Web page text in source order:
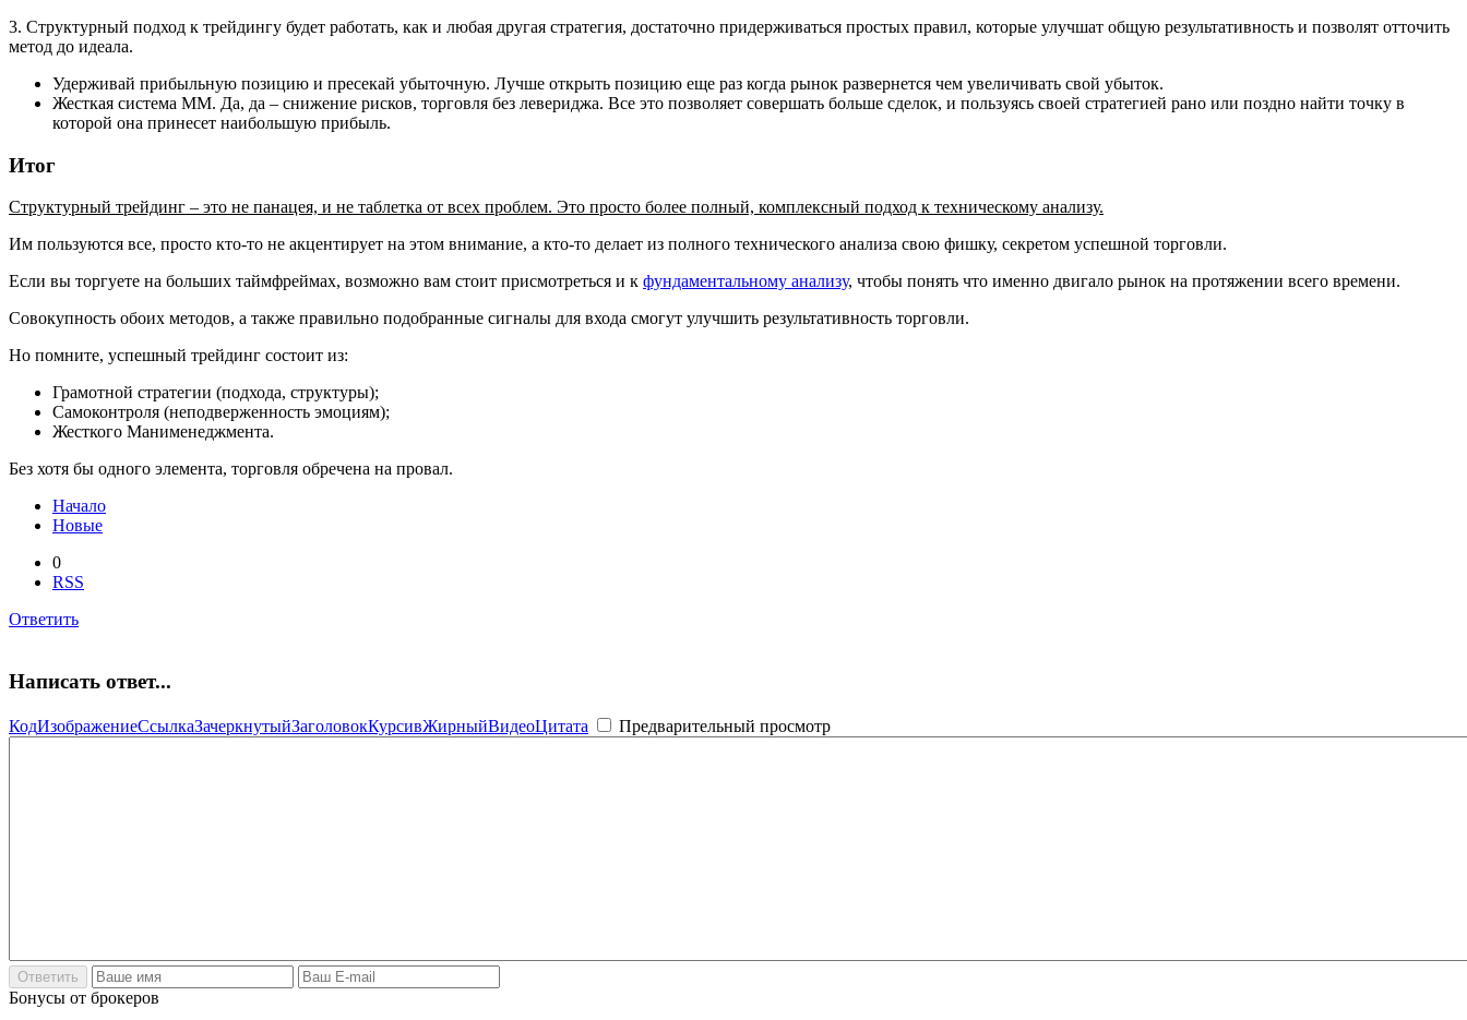
3. Структурный подход к трейдингу будет работать, как и любая другая стратегия, достаточно придерживаться простых правил, которые улучшат общую результативность и позволят отточить
метод до идеала.
Удерживай прибыльную позицию и пресекай убыточную. Лучше открыть позицию еще раз когда рынок развернется чем увеличивать свой убыток.
Жесткая система ММ. Да, да – снижение рисков, торговля без левериджа. Все это позволяет совершать больше сделок, и пользуясь своей стратегией рано или поздно найти точку в
которой она принесет наибольшую прибыль.
Итог
Структурный трейдинг – это не панацея, и не таблетка от всех проблем. Это просто более полный, комплексный подход к техническому анализу.
Им пользуются все, просто кто-то не акцентирует на этом внимание, а кто-то делает из полного технического анализа свою фишку, секретом успешной торговли.
Если вы торгуете на больших таймфреймах, возможно вам стоит присмотреться и к фундаментальному анализу, чтобы понять что именно двигало рынок на протяжении всего времени.
Совокупность обоих методов, а также правильно подобранные сигналы для входа смогут улучшить результативность торговли.
Но помните, успешный трейдинг состоит из:
Грамотной стратегии (подхода, структуры);
Самоконтроля (неподверженность эмоциям);
Жесткого Манименеджмента.
Без хотя бы одного элемента, торговля обречена на провал.
Начало
Новые
0
RSS
Ответить
Написать ответ...
КодИзображениеСсылкаЗачеркнутыйЗаголовокКурсивЖирныйВидеоЦитата Предварительный просмотр
Бонусы от брокеров